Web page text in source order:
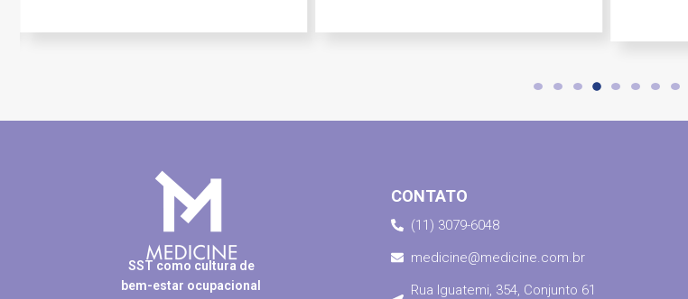
SST como cultura de
bem-estar ocupacional
CONTATO
(11) 3079-6048
medicine@medicine.com.br
Rua Iguatemi, 354, Conjunto 61